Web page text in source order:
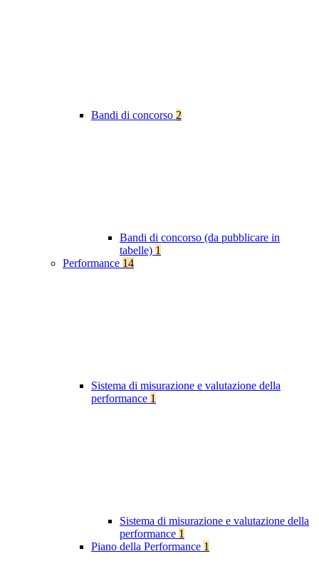
Bandi di concorso 2
Bandi di concorso (da pubblicare in
tabelle) 1
Performance 14
Sistema di misurazione e valutazione della
performance 1
Sistema di misurazione e valutazione della
performance 1
Piano della Performance 1